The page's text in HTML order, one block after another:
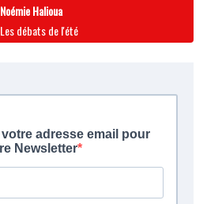
Noémie Halioua
Les débats de l'été